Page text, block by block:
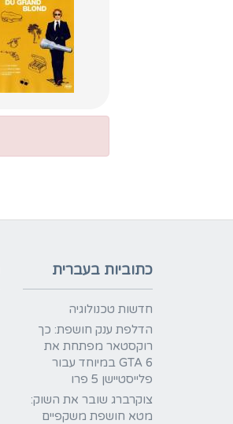
כתוביות בעברית
חדשות טכנולוגיה
הדלפת ענק חושפת: כך
רוקסטאר מפתחת את
GTA 6 במיוחד עבור
פלייסטיישן 5 פרו
צוקרברג שובר את השוק:
מטא חושפת משקפיים